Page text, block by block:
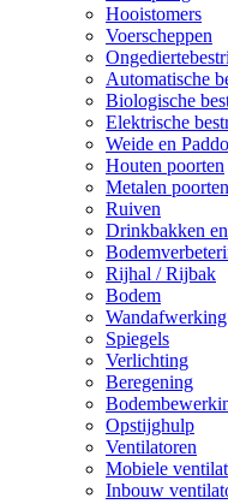
Hooistomers
Voerscheppen
Automatische
Biologische
Elektrische
Weide en
Houten poorten
Metalen poorten
Ruiven
Drinkbakken
Rijhal / Rijbak
Bodem
Wandafwerking
Spiegels
Verlichting
Beregening
Opstijghulp
Ventilatoren
Mobiele
Inbouw